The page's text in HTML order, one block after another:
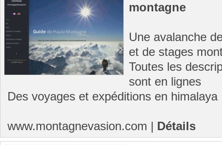
montagne
Une avalanche
et de stages
Toutes les
sont en lignes
Des voyages et expéditions en himalaya
www.montagnevasion.com | Détails